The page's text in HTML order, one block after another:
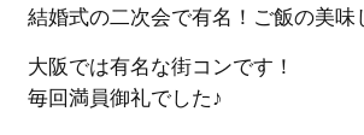
結婚式の二次会で有名！ご飯の美
大阪では有名な街コンです！
毎回満員御礼でした♪